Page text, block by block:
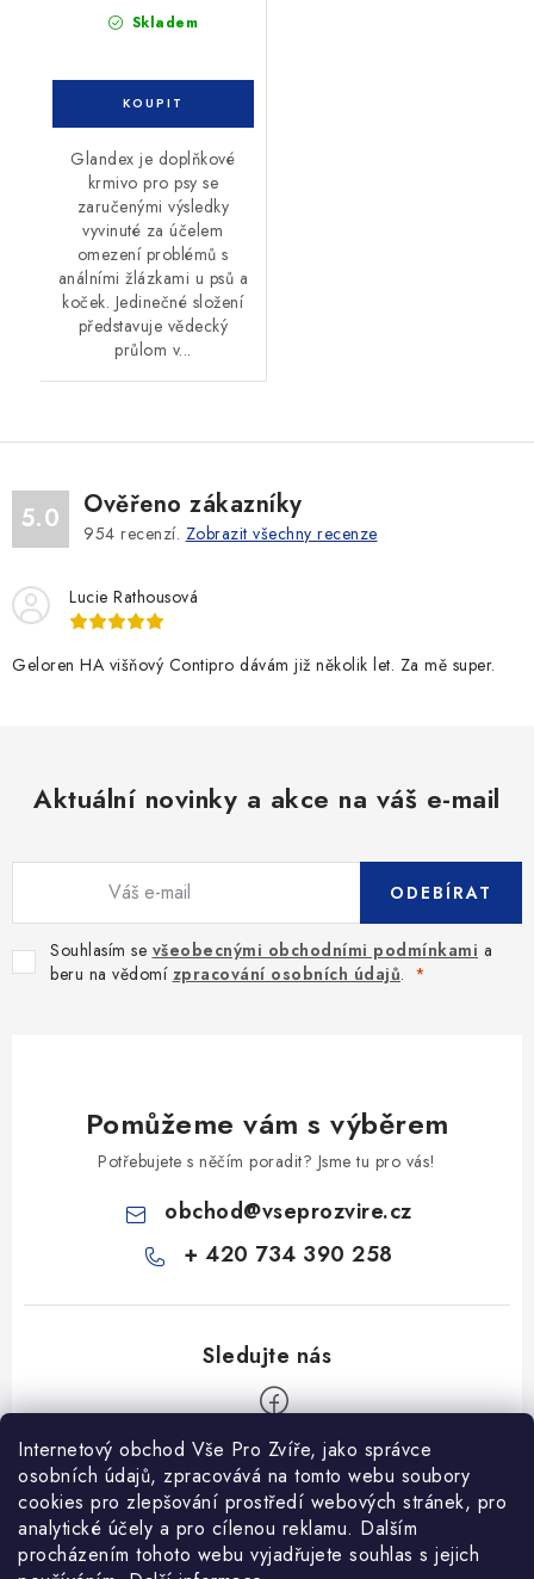
Internetový obchod Vše Pro Zvíře, jako správce
osobních údajů, zpracovává na tomto webu soubory
cookies pro zlepšování prostředí webových stránek, pro
analytické účely a pro cílenou reklamu. Dalším
procházením tohoto webu vyjadřujete souhlas s jejich
Skladem
Glandex je doplňkové
krmivo pro psy se
zaručenými výsledky
vyvinuté za účelem
omezení problémů s
análními žlázkami u psů a
koček. Jedinečné složení
představuje vědecký
průlom v...
5.0 Ověřeno zákazníky
954 recenzí. Zobrazit všechny recenze
Lucie Rathousová
Geloren HA višňový Contipro dávám již několik let. Za mě super.
Aktuální novinky a akce na váš e-mail
Souhlasím se všeobecnými obchodními podmínkami a
beru na vědomí zpracování osobních údajů.
ODEBÍRAT
Pomůžeme vám s výběrem
Potřebujete s něčím poradit? Jsme tu pro vás!
obchod@vseprozvire.cz
+ 420 734 390 258
Informace pro Vás
Ceník dopravy